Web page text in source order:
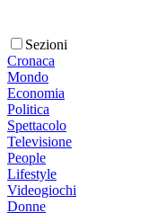
Sezioni
Cronaca
Mondo
Economia
Politica
Spettacolo
Televisione
People
Lifestyle
Videogiochi
Donne